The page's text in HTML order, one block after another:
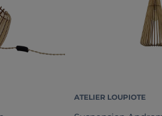
ATELIER LOUPIOTE